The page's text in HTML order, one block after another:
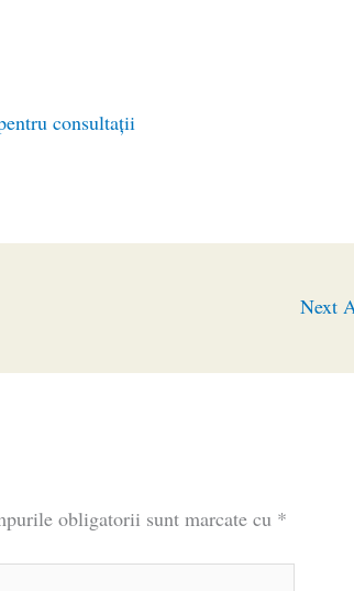
consultaţii
Next
obligatorii sunt marcate cu *